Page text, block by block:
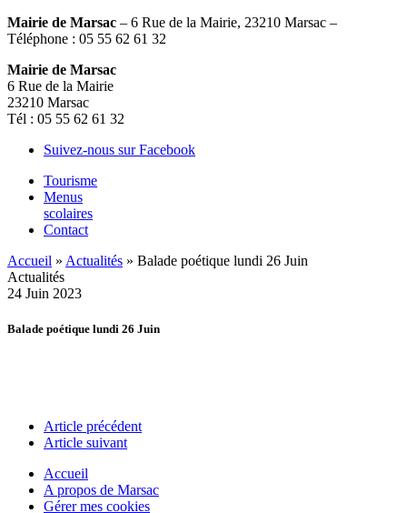
Mairie de Marsac – 6 Rue de la Mairie, 23210 Marsac –
Téléphone : 05 55 62 61 32
Mairie de Marsac
6 Rue de la Mairie
23210 Marsac
Tél : 05 55 62 61 32
Suivez-nous sur Facebook
Tourisme
Menus
scolaires
Contact
Accueil » Actualités » Balade poétique lundi 26 Juin
Actualités
24 Juin 2023
Balade poétique lundi 26 Juin
Article précédent
Article suivant
Accueil
A propos de Marsac
Gérer mes cookies